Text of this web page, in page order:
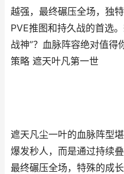
越强，最终碾压全场，独
PVE推图和持久战的首选
战神”？血脉阵容绝对值得
策略 遮天叶凡第一世
遮天凡尘一叶的血脉阵型
爆发秒人，而是通过持续
最终碾压全场，特殊的成